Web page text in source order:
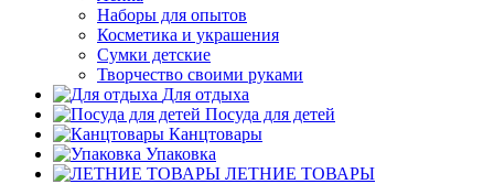
Наборы для опытов
Косметика и украшения
Сумки детские
Творчество своими руками
Для отдыха
Посуда для детей
Канцтовары
Упаковка
ЛЕТНИЕ ТОВАРЫ